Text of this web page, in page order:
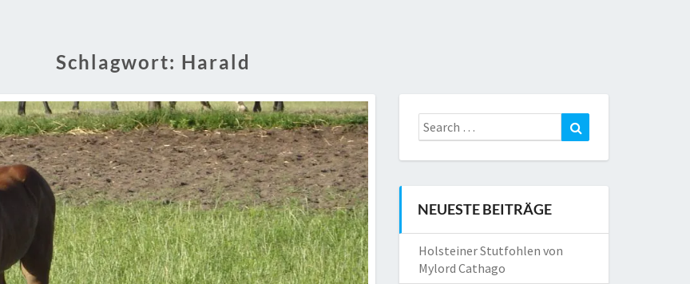
Schlagwort: Harald
Search
for:
NEUESTE BEITRÄGE
Holsteiner Stutfohlen von
Mylord Cathago